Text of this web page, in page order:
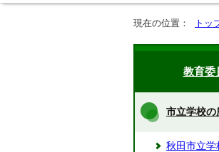
現在の位置： トッ
教育委
市立学校の
秋田市立学